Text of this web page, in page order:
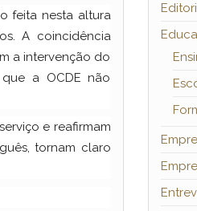
feita nesta altura
A coincidência
a intervenção do
a OCDE não
e reafirmam
tornam claro